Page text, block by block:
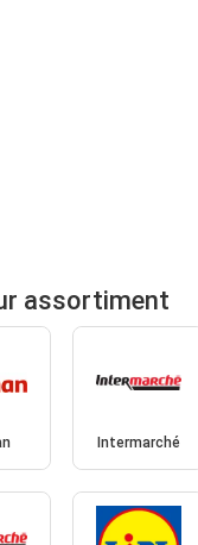
assortiment
Intermarché